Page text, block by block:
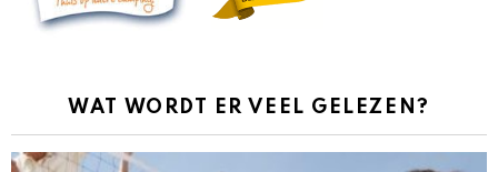
WAT WORDT ER VEEL GELEZEN?